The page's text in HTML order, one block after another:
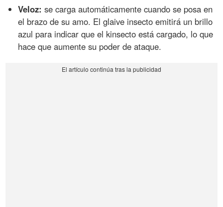
Veloz: se carga automáticamente cuando se posa en
el brazo de su amo. El glaive insecto emitirá un brillo
azul para indicar que el kinsecto está cargado, lo que
hace que aumente su poder de ataque.